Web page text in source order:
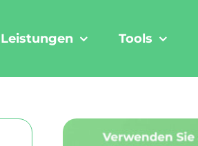
Leistungen Tools